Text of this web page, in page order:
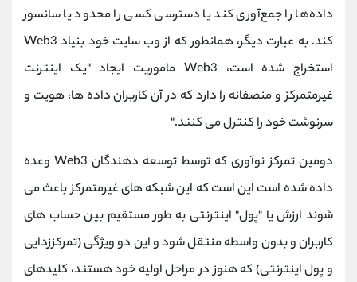
داده‌ها را جمع‌آوری کند یا دسترسی کسی را محدود یا سانسور
کند. به عبارت دیگر، همانطور که از وب سایت خود بنیاد Web3
استخراج شده است، Web3 ماموریت ایجاد "یک اینترنت
غیرمتمرکز و منصفانه را دارد که در آن کاربران داده ها، هویت و
سرنوشت خود را کنترل می کنند."
دومین تمرکز نوآوری که توسط توسعه دهندگان Web3 وعده
داده شده است این است که این شبکه های غیرمتمرکز باعث می
شوند ارزش یا "پول" اینترنتی به طور مستقیم بین حساب های
کاربران و بدون واسطه منتقل شود و این دو ویژگی (تمرکززدایی
و پول اینترنتی) که هنوز در مراحل اولیه خود هستند، کلیدهای